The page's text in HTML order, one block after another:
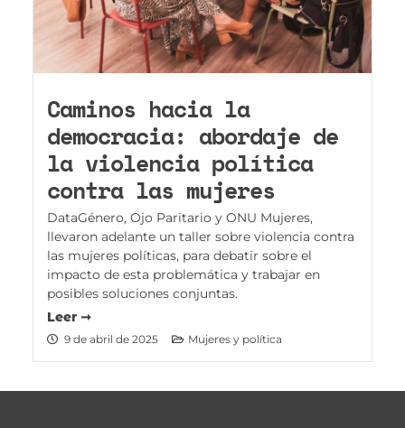
Caminos hacia la
democracia: abordaje de
la violencia política
contra las mujeres
DataGénero, Ojo Paritario y ONU Mujeres,
llevaron adelante un taller sobre violencia contra
las mujeres políticas, para debatir sobre el
impacto de esta problemática y trabajar en
posibles soluciones conjuntas.
Leer ➞
9 de abril de 2025 Mujeres y política